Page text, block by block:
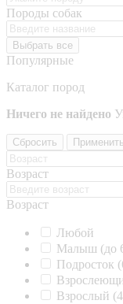
Породы собак
Выбрать все
Популярные
Каталог пород
Ничего не найдено
Сбросить Применить
Возраст
Возраст
Любой
Малыш (до
Подросток
Взрослый